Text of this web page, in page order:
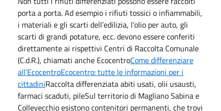
porta a porta. Ad esempio i rifiuti tossici o infiammabili,
i materiali e gli scarti dell’edilizia, l’olio per auto, gli
scarti di grandi potature, ecc. devono essere conferiti
direttamente ai rispettivi Centri di Raccolta Comunale
(C.d.R.), chiamati anche EcocentroCome differenziare
all’EcocentroEcocentro: tutte le informazioni per i
cittadiniRaccolta differenziata abiti usati, olii usausti,
farmaci scaduti, pileSul territorio di Magliano Sabina e
Collevecchio esistono contenitori permanenti, che trovi